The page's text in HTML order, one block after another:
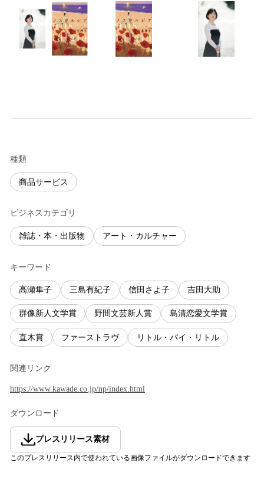
種類
商品サービス
ビジネスカテゴリ
雑誌・本・出版物 アート・カルチャー
キーワード
高瀬隼子 三島有紀子 信田さよ子 吉田大助
群像新人文学賞 野間文芸新人賞 島清恋愛文学賞
直木賞 ファーストラヴ リトル・バイ・リトル
関連リンク
https://www.kawade.co.jp/np/index.html
ダウンロード
プレスリリース素材
このプレスリリース内で使われている画像ファイルがダウンロードできます